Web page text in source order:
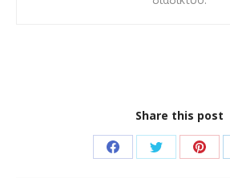
Share this post